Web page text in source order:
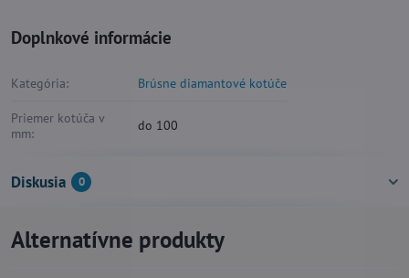
Doplnkové informácie
Kategória: Brúsne diamantové kotúče
Priemer kotúča v
mm:
do 100
Diskusia 0
Alternatívne produkty